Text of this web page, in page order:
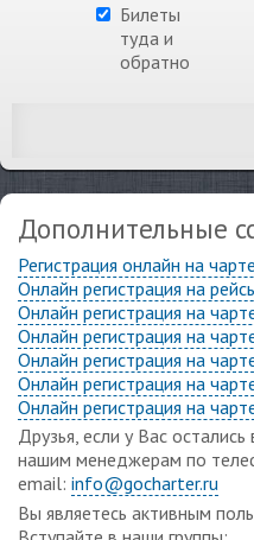
Билеты
туда и
обратно
Дополнительные
Регистрация онлайн на
Онлайн регистрация на
Онлайн регистрация на
Онлайн регистрация на
Онлайн регистрация на
Онлайн регистрация на
Онлайн регистрация на
Друзья, если у Вас
нашим менеджерам по
email: info@gocharter.ru
Вы являетесь активным